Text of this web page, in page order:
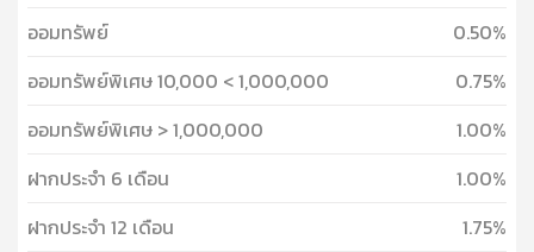
ออมทรัพย์
0.50%
ออมทรัพย์พิเศษ 10,000 < 1,000,000
0.75%
ออมทรัพย์พิเศษ > 1,000,000
1.00%
ฝากประจำ 6 เดือน
1.00%
ฝากประจำ 12 เดือน
1.75%